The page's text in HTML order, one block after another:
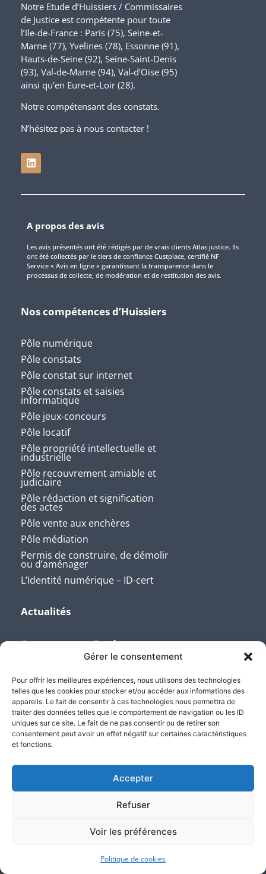
Gérer le consentement
Pour offrir les meilleures expériences, nous utilisons des technologies
telles que les cookies pour stocker et/ou accéder aux informations des
appareils. Le fait de consentir à ces technologies nous permettra de
traiter des données telles que le comportement de navigation ou les ID
uniques sur ce site. Le fait de ne pas consentir ou de retirer son
consentement peut avoir un effet négatif sur certaines caractéristiques
et fonctions.
Accepter
Refuser
Voir les préférences
Politique de cookies
Notre Etude d’Huissiers / Commissaires
de Justice est compétente pour toute
l’Ile-de-France : Paris (75), Seine-et-
Marne (77), Yvelines (78), Essonne (91),
Hauts-de-Seine (92), Seine-Saint-Denis
(93), Val-de-Marne (94), Val-d’Oise (95)
ainsi qu’en Eure-et-Loir (28).
Notre compétensant des constats.
N’hésitez pas à nous contacter !
A propos des avis
Les avis présentés ont été rédigés par de vrais clients Atlas justice. Ils
ont été collectés par le tiers de confiance Custplace, certifié NF
Service « Avis en ligne » garantissant la transparence dans le
processus de collecte, de modération et de restitution des avis.
Nos compétences d’Huissiers
Pôle numérique
Pôle constats
Pôle constat sur internet
Pôle constats et saisies
informatique
Pôle jeux-concours
Pôle locatif
Pôle propriété intellectuelle et
industrielle
Pôle recouvrement amiable et
judiciaire
Pôle rédaction et signification
des actes
Pôle vente aux enchères
Pôle médiation
Permis de construire, de démolir
ou d’aménager
L’Identité numérique – ID-cert
Actualités
Contactez nos Etudes
+33 (0)1 45 06 01 56
contact@atlas-justice.fr
3, Avenue de la Division Leclerc - 92160 Antony